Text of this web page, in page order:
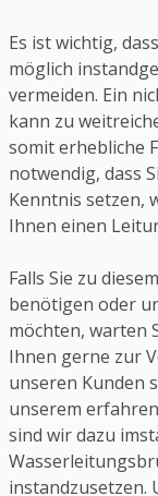
Es ist wichtig,
möglich
vermeiden. Ein
kann zu
somit erhebliche
notwendig, dass
Kenntnis setzen,
Ihnen einen
Falls Sie zu
benötigen oder
möchten, warten
Ihnen gerne zur
unseren Kunden
unserem
sind wir dazu
instandzusetzen.